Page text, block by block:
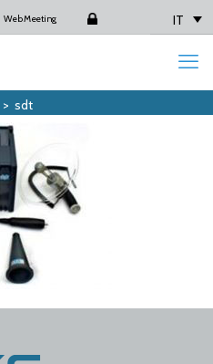
Web Meeting IT
> sdt